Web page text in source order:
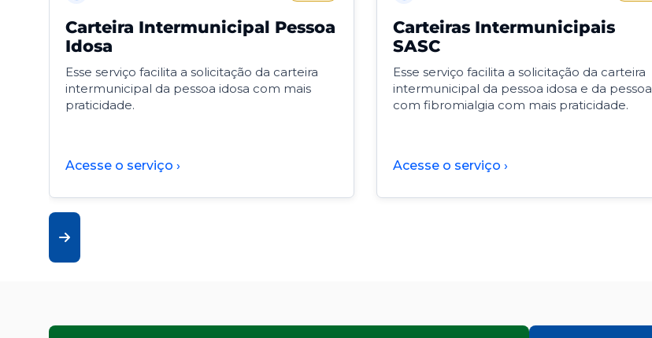
Carteira Intermunicipal Pessoa
Idosa
Esse serviço facilita a solicitação da carteira
intermunicipal da pessoa idosa com mais
praticidade.
Acesse o serviço ›
Carteiras Intermunicipais
SASC
Esse serviço facilita a solicitação da carteira
intermunicipal da pessoa idosa e da pessoa
com fibromialgia com mais praticidade.
Acesse o serviço ›